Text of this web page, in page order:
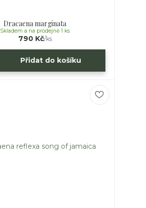
Dracaena marginata
790 Kč/ks
Skladem a na prodejně 1 ks
Přidat do košíku